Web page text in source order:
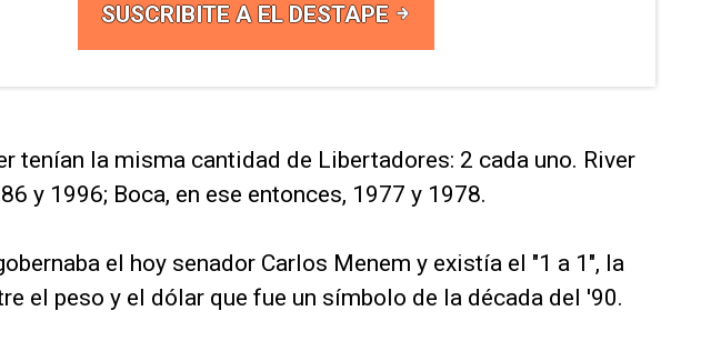
SUSCRIBITE A EL DESTAPE
tenían la misma cantidad de Libertadores: 2 cada uno. River
y 1996; Boca, en ese entonces, 1977 y 1978.
el hoy senador Carlos Menem y existía el "1 a 1", la
el peso y el dólar que fue un símbolo de la década del '90.